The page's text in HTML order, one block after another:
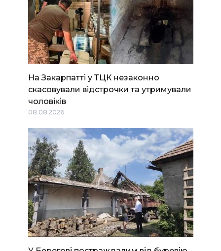
На Закарпатті у ТЦК незаконно
скасовували відстрочки та утримували
чоловіків
08.08.2026